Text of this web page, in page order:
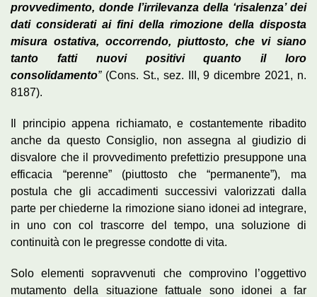
provvedimento, donde l’irrilevanza della ‘risalenza’ dei
dati considerati ai fini della rimozione della disposta
misura ostativa, occorrendo, piuttosto, che vi siano
tanto fatti nuovi positivi quanto il loro
consolidamento”(Cons. St., sez. III, 9 dicembre 2021, n.
8187).
Il principio appena richiamato, e costantemente ribadito
anche da questo Consiglio, non assegna al giudizio di
disvalore che il provvedimento prefettizio presuppone una
efficacia “perenne” (piuttosto che “permanente”), ma
postula che gli accadimenti successivi valorizzati dalla
parte per chiederne la rimozione siano idonei ad integrare,
in uno con col trascorre del tempo, una soluzione di
continuità con le pregresse condotte di vita.
Solo elementi sopravvenuti che comprovino l’oggettivo
mutamento della situazione fattuale sono idonei a far